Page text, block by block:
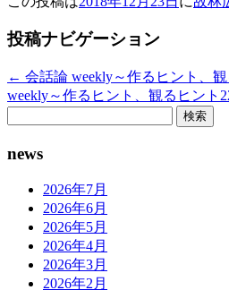
投稿ナビゲーション
← 会話論 weekly～作るヒント、
weekly～作るヒント、観るヒント
news
2026年7月
2026年6月
2026年5月
2026年4月
2026年3月
2026年2月